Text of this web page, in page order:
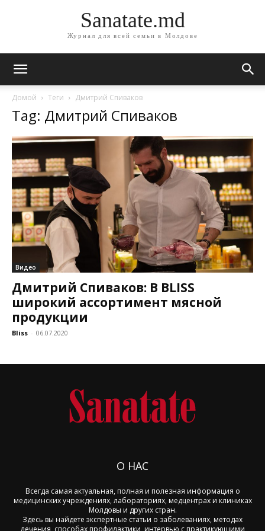
Sanatate.md
Журнал для всей семьи в Молдове
Домой Теги Дмитрий Спиваков
Tag: Дмитрий Спиваков
Видео
Дмитрий Спиваков: В BLISS
широкий ассортимент мясной
продукции
Bliss - 06.07.2020
О НАС
Всегда самая актуальная, полная и полезная информация о
медицинских учреждениях, лабораториях, медцентрах и клиниках
Молдовы и других стран.
Здесь вы найдете экспертные статьи о заболеваниях, методах
лечения, способах профилактики, интервью с практикующими